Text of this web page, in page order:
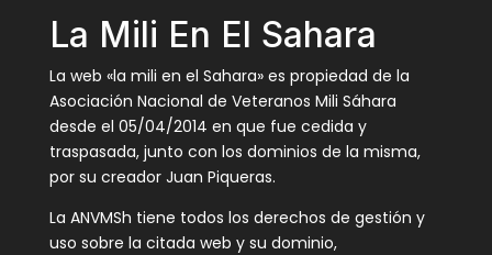
La Mili En El Sahara
La web «la mili en el Sahara» es propiedad de la
Asociación Nacional de Veteranos Mili Sáhara
desde el 05/04/2014 en que fue cedida y
traspasada, junto con los dominios de la misma,
por su creador Juan Piqueras.
La ANVMSh tiene todos los derechos de gestión y
uso sobre la citada web y su dominio,